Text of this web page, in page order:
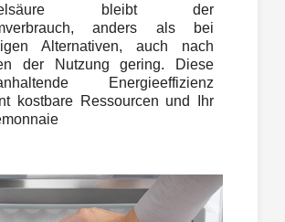
bleibt der
anders als bei
Alternativen, auch nach
der Nutzung gering. Diese
Energieeffizienz
kostbare Ressourcen und Ihr